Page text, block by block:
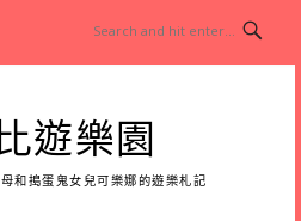
遊樂園
和搗蛋鬼女兒可樂娜的遊樂札記